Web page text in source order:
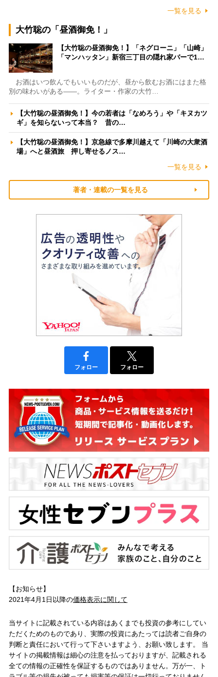
一覧を見る
大竹聡の「昼酒御免！」
【大竹聡の昼酒御免！】「ネグローニ」「山崎」
「マンハッタン」新宿三丁目の隠れ家バーで1…
お酒はいつ飲んでもいいものだが、昼から飲むお酒にはまた格
別の味わいがある――。ライター・作家の大竹…
【大竹聡の昼酒御免！】今の若者は「なめろう」や「キヌカツ
ギ」を知らないって本当？ 昔の…
【大竹聡の昼酒御免！】京急線で多摩川越えて「川崎の大衆酒
場」へと昼酒旅 押し寄せるノス…
一覧を見る
著者・連載の一覧を見る
フォロー フォロー
【お知らせ】
2021年4月1日以降の価格表示に関して
当サイトに記載されている内容はあくまでも投資の参考にしてい
ただくためのものであり、実際の投資にあたっては読者ご自身の
判断と責任において行って下さいますよう、お願い致します。 当
サイトの掲載情報は細心の注意を払っておりますが、記載される
全ての情報の正確性を保証するものではありません。万が一、ト